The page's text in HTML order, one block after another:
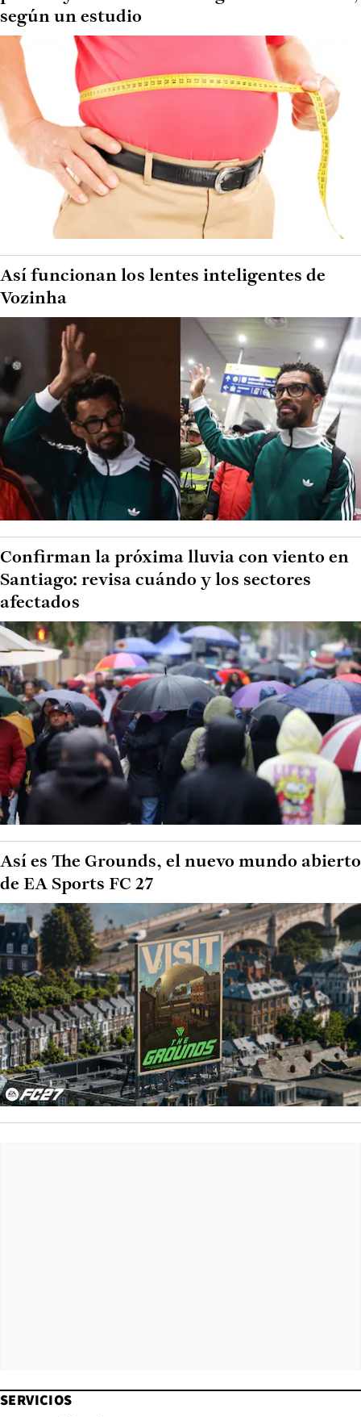
según un estudio
Así funcionan los lentes inteligentes de
Vozinha
Confirman la próxima lluvia con viento en
Santiago: revisa cuándo y los sectores
afectados
Así es The Grounds, el nuevo mundo abierto
de EA Sports FC 27
SERVICIOS